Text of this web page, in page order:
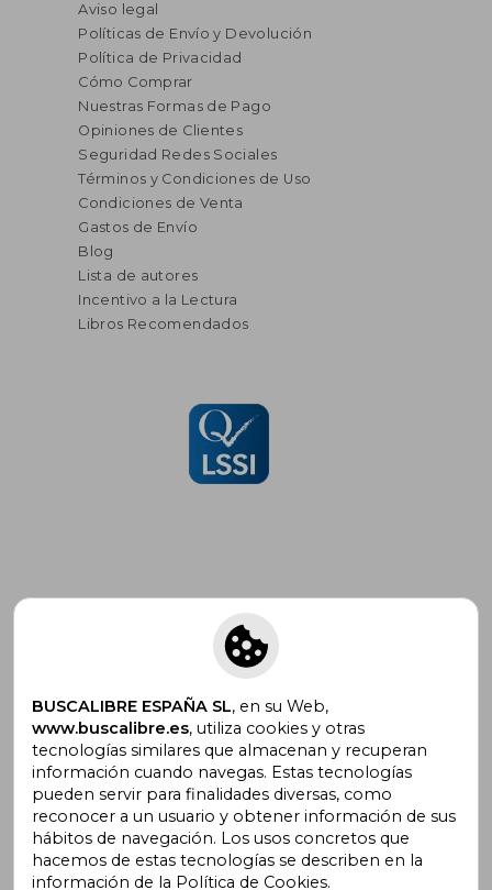
Aviso legal
Políticas de Envío y Devolución
Política de Privacidad
Cómo Comprar
Nuestras Formas de Pago
Opiniones de Clientes
Seguridad Redes Sociales
Términos y Condiciones de Uso
Condiciones de Venta
Gastos de Envío
Blog
Lista de autores
Incentivo a la Lectura
Libros Recomendados
Suscríbete para recibir ofertas y
promociones
¿Necesitas ayuda?
Ir a Centro de Soporte
BUSCALIBRE ESPAÑA SL, en su Web,
www.buscalibre.es, utiliza cookies y otras
tecnologías similares que almacenan y recuperan
información cuando navegas. Estas tecnologías
pueden servir para finalidades diversas, como
reconocer a un usuario y obtener información de sus
hábitos de navegación. Los usos concretos que
hacemos de estas tecnologías se describen en la
información de la Política de Cookies.